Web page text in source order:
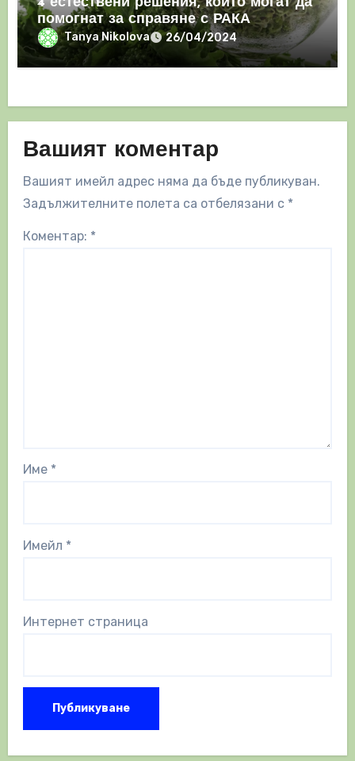
помогнат за справяне с РАКА
Tanya Nikolova 26/04/2024
Вашият коментар
Вашият имейл адрес няма да бъде публикуван.
Задължителните полета са отбелязани с *
Коментар: *
Име *
Имейл *
Интернет страница